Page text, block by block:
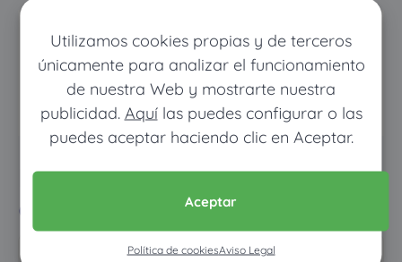
Utilizamos cookies propias y de terceros
únicamente para analizar el funcionamiento
de nuestra Web y mostrarte nuestra
publicidad. Aquílas puedes configurar o las
puedes aceptar haciendo clic en Aceptar.
Aceptar
Política de cookiesAviso Legal
Pon tus datos y descubre
cuánto dinero ahorrarías